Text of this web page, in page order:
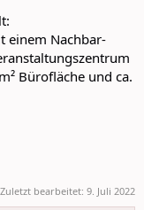
einem Nachbar-
Bürofläche und ca.
Zuletzt bearbeitet: 9. Juli 2022